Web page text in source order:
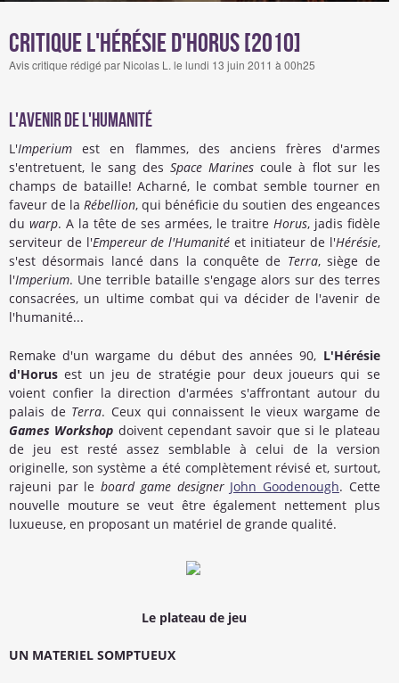
Critique L'hérésie d'Horus [2010]
Avis critique rédigé par Nicolas L. le lundi 13 juin 2011 à 00h25
L'avenir de l'Humanité
L'Imperium est en flammes, des anciens frères d'armes
s'entretuent, le sang desSpace Marinescoule à flot sur les
champs de bataille! Acharné, le combat semble tourner en
faveur de laRébellion, qui bénéficie du soutien des engeances
du warp. A la tête de ses armées, le traitre Horus, jadis fidèle
serviteur de l'Empereur de l'Humanité et initiateur de l'Hérésie,
s'est désormais lancé dans la conquête de Terra, siège de
l'Imperium. Une terrible bataille s'engage alors sur des terres
consacrées, un ultime combat qui va décider de l'avenir de
l'humanité...
Remake d'un wargame du début des années 90, L'Hérésie
d'Horus est un jeu de stratégie pour deux joueurs qui se
voient confier la direction d'armées s'affrontant autour du
palais de Terra. Ceux qui connaissent le vieux wargame de
Games Workshop doivent cependant savoir que si le plateau
de jeu est resté assez semblable à celui de la version
originelle, son système a été complètement révisé et, surtout,
rajeuni par leboard game designer John Goodenough. Cette
nouvelle mouture se veut être également nettement plus
luxueuse, en proposant un matériel de grande qualité.
Le plateau de jeu
UN MATERIEL SOMPTUEUX